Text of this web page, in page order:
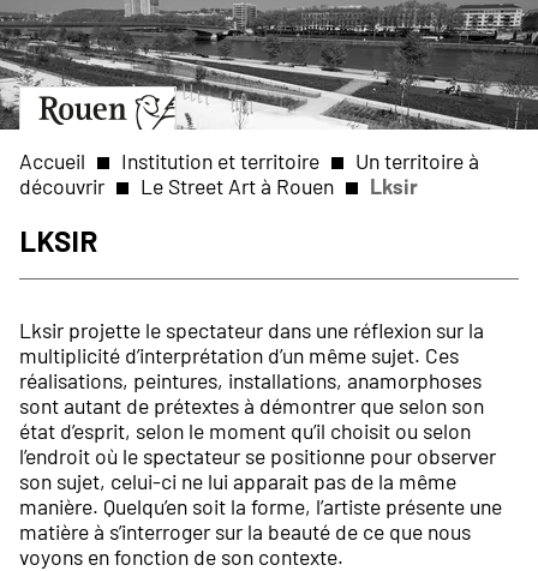
Aller
au
contenu
principal
Aller
à
la
page
d’accueil
Slide
1
of
1
Fil
d'Ariane
Accueil Institution et territoire
Un territoire à
découvrir
Le Street Art à Rouen Lksir
Lksir
Lksir projette le spectateur dans une réflexion sur la
multiplicité d’interprétation d’un même sujet. Ces
réalisations, peintures, installations, anamorphoses
sont autant de prétextes à démontrer que selon son
état d’esprit, selon le moment qu’il choisit ou selon
l’endroit où le spectateur se positionne pour observer
son sujet, celui-ci ne lui apparait pas de la même
manière. Quelqu’en soit la forme, l’artiste présente une
matière à s’interroger sur la beauté de ce que nous
voyons en fonction de son contexte.